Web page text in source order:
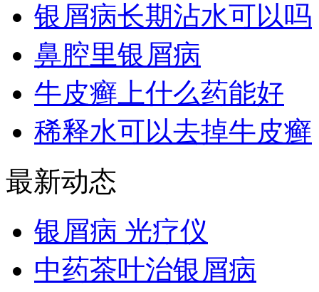
银屑病长期沾水可以吗
鼻腔里银屑病
牛皮癣上什么药能好
稀释水可以去掉牛皮癣
最新动态
银屑病 光疗仪
中药茶叶治银屑病